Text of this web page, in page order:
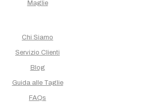
Maglie
Chi Siamo
Servizio Clienti
Blog
Guida alle Taglie
FAQs